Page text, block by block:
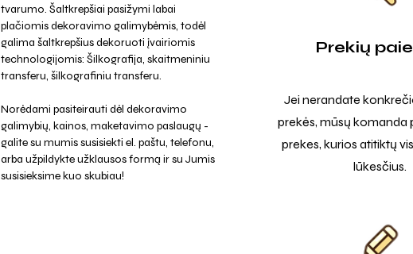
tvarumo. Šaltkrepšiai pasižymi labai
plačiomis dekoravimo galimybėmis, todėl
galima šaltkrepšius dekoruoti įvairiomis
technologijomis: Šilkografija, skaitmeniniu
transferu, šilkografiniu transferu.
Norėdami pasiteirauti dėl dekoravimo
galimybių, kainos, maketavimo paslaugų -
galite su mumis susisiekti el. paštu, telefonu,
arba užpildykte užklausos formą ir su Jumis
susisieksime kuo skubiau!
Prekių
Jei nerandate
prekės, mūsų komanda
prekes, kurios atitiktų
lūkesčius.